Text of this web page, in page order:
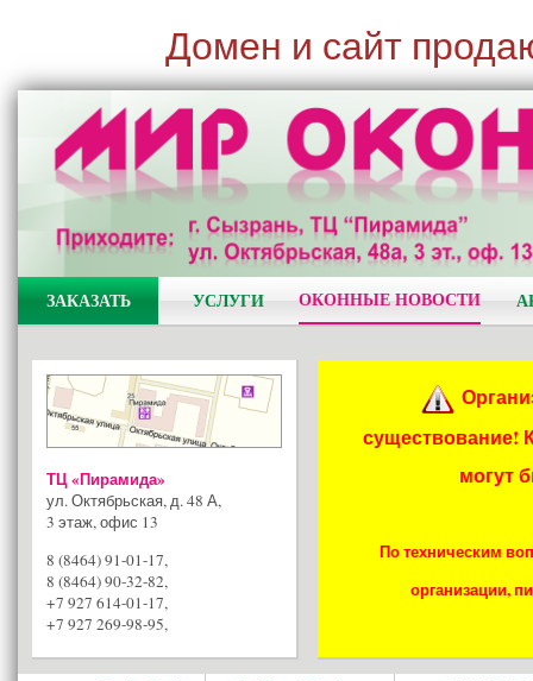
Домен и сайт
ЗАКАЗАТЬ УСЛУГИ ОКОННЫЕ НОВОСТИ
ТЦ «Пирамида»
ул. Октябрьская, д. 48 А,
3 этаж, офис 13
8 (8464) 91-01-17,
8 (8464) 90-32-82,
+7 927 614-01-17,
+7 927 269-98-95,
существование!
могут
По техническим
организации,